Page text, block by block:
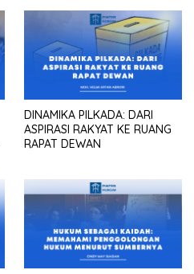
DINAMIKA PILKADA: DARI
ASPIRASI RAKYAT KE RUANG
RAPAT DEWAN